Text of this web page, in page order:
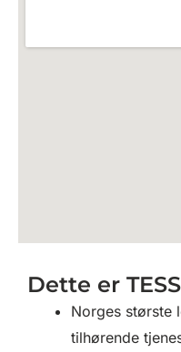
Dette er TESS
Norges største
tilhørende